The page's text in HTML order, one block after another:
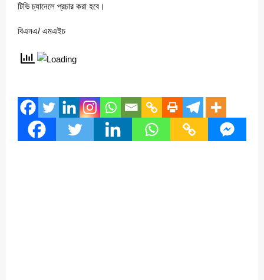
টিভি চ্যানেলে প্রচার করা হবে।
বিএনএ/ এমএইচ